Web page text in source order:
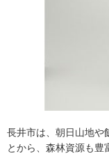
長井市は、朝日山地や
とから、森林資源も豊